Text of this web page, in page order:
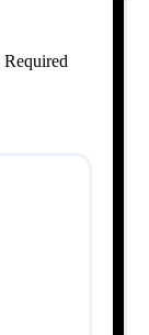
Required